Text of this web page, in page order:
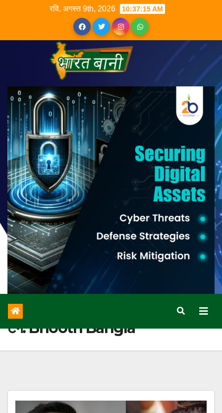
रवि. अगस्त 9th, 2026 10:37:16 AM
टैग:Bhooth Bangla